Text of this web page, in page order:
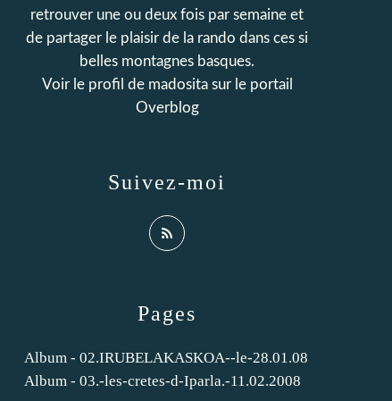
Pages
Album - 02.IRUBELAKASKOA--le-28.01.08
Album - 03.-les-cretes-d-Iparla.-11.02.2008
retrouver une ou deux fois par semaine et
de partager le plaisir de la rando dans ces si
belles montagnes basques.
Voir le profil de madositasur le portail
Overblog
Suivez-moi